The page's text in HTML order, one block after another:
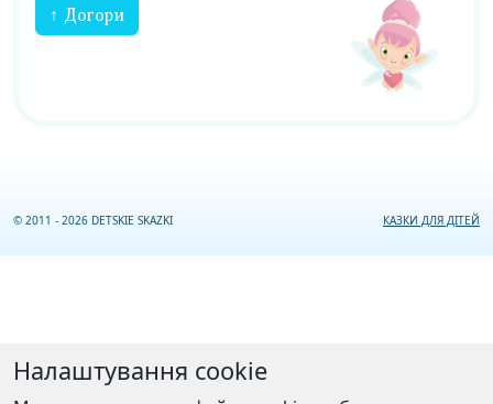
↑ Догори
© 2011 - 2026 DETSKIE SKAZKI КАЗКИ ДЛЯ ДІТЕЙ
Налаштування cookie